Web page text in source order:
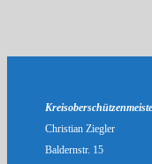
Christian Ziegler
Baldernstr. 15